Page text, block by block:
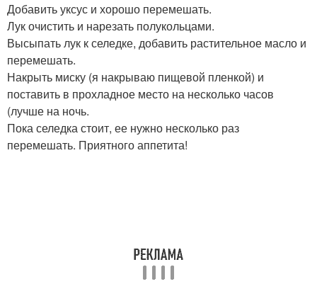
Добавить уксус и хорошо перемешать.
Лук очистить и нарезать полукольцами.
Высыпать лук к селедке, добавить растительное масло и
перемешать.
Накрыть миску (я накрываю пищевой пленкой) и
поставить в прохладное место на несколько часов
(лучше на ночь.
Пока селедка стоит, ее нужно несколько раз
перемешать. Приятного аппетита!